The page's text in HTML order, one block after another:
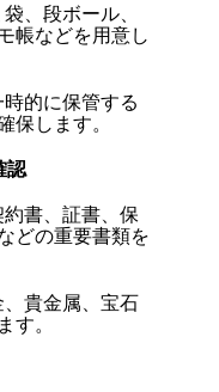
、段ボール、
帳などを用意し
時的に保管する
保します。
認
約書、証書、保
どの重要書類を
、貴金属、宝石
す。